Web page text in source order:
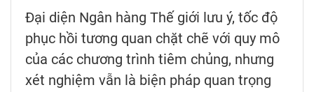
Đại diện Ngân hàng Thế giới lưu ý, tốc độ
phục hồi tương quan chặt chẽ với quy mô
của các chương trình tiêm chủng, nhưng
xét nghiệm vẫn là biện pháp quan trọng